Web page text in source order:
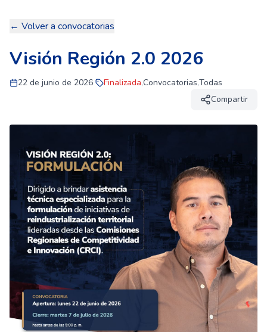
← Volver a convocatorias
Visión Región 2.0 2026
22 de junio de 2026 Finalizada,Convocatorias,Todas
Compartir